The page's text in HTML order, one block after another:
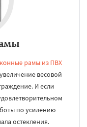
рамы из ПВХ
весовой
И если
по усилению
остекления.